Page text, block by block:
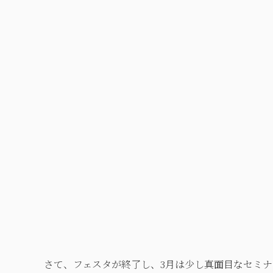
さて、フェスタが終了し、3月は少し真面目なセミ